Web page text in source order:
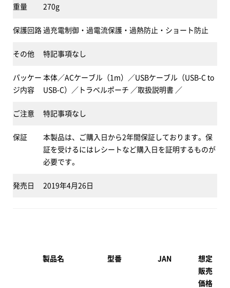
重量 270g
保護回路 過充電制御・過電流保護・過熱防止・ショート防止
その他 特記事項なし
パッケー
ジ内容
本体／ACケーブル（1m）／USBケーブル（USB-C to
USB-C）／トラベルポーチ ／取扱説明書 ／
ご注意 特記事項なし
保証
本製品は、ご購入日から2年間保証しております。保
証を受けるにはレシートなど購入日を証明するものが
必要です。
発売日 2019年4月26日
製品名 型番 JAN
想定
販売
価格